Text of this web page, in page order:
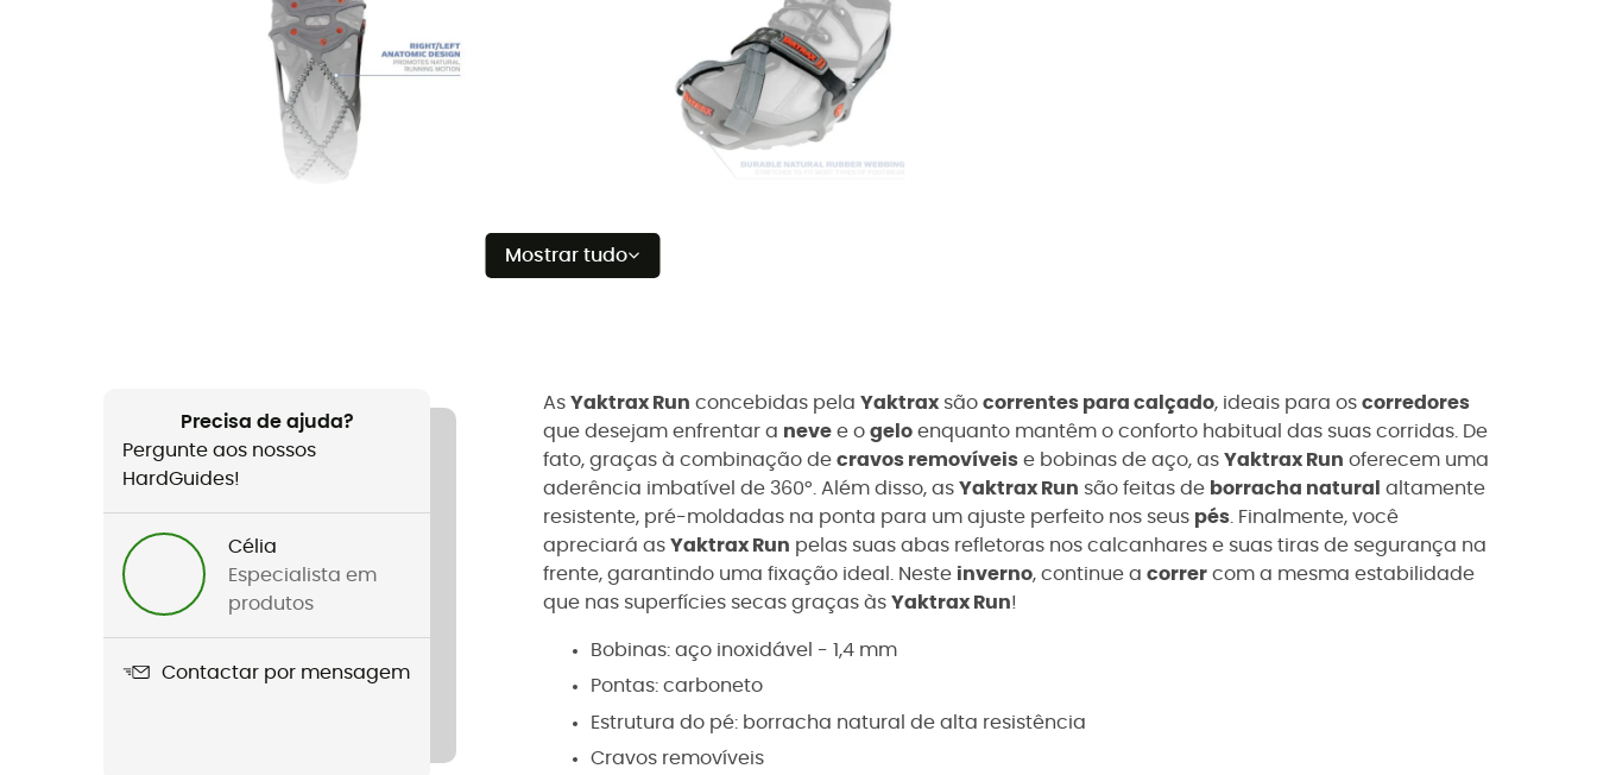
Mostrar tudo
Precisa de ajuda?
Pergunte aos nossos
HardGuides!
Célia
Especialista em
produtos
Contactar por mensagem
As Yaktrax Run concebidas pela Yaktrax são correntes para calçado, ideais para os corredores
que desejam enfrentar a neve e o gelo enquanto mantêm o conforto habitual das suas corridas. De
fato, graças à combinação de cravos removíveis e bobinas de aço, as Yaktrax Run oferecem uma
aderência imbatível de 360°. Além disso, as Yaktrax Run são feitas de borracha natural
altamente
resistente, pré-moldadas na ponta para um ajuste perfeito nos seus pés . Finalmente, você
apreciará as Yaktrax Run pelas suas abas refletoras nos calcanhares e suas tiras de segurança na
frente, garantindo uma fixação ideal. Neste inverno, continue a correr com a mesma estabilidade
que nas superfícies secas graças às Yaktrax Run!
Bobinas: aço inoxidável - 1,4 mm
Pontas: carboneto
Estrutura do pé: borracha natural de alta resistência
Cravos removíveis